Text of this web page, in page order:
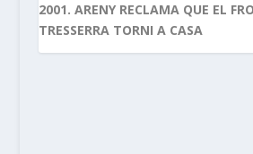
2001. ARENY RECLAMA QUE EL
TRESSERRA TORNI A CASA